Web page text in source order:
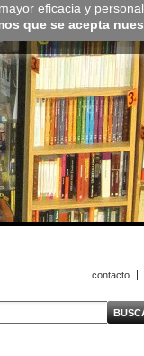
eficacia y
que se acepta
contacto